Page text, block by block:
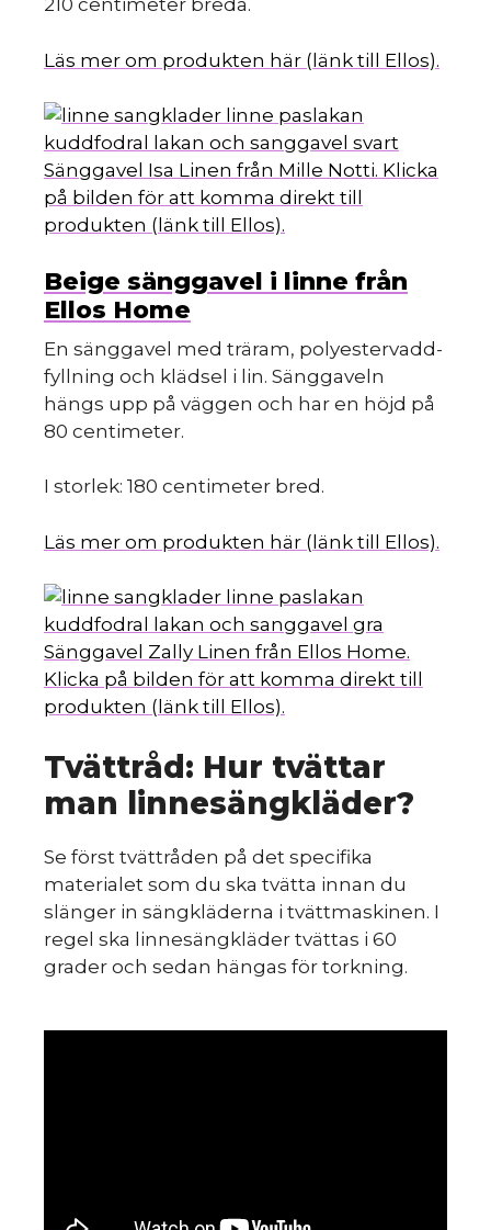
210 centimeter breda.
Läs mer om produkten här (länk till Ellos).
Sänggavel Isa Linen från Mille Notti. Klicka
på bilden för att komma direkt till
produkten (länk till Ellos).
Beige sänggavel i linne från
Ellos Home
En sänggavel med träram, polyestervadd-
fyllning och klädsel i lin. Sänggaveln
hängs upp på väggen och har en höjd på
80 centimeter.
I storlek: 180 centimeter bred.
Läs mer om produkten här (länk till Ellos).
Sänggavel Zally Linen från Ellos Home.
Klicka på bilden för att komma direkt till
produkten (länk till Ellos).
Tvättråd: Hur tvättar
man linnesängkläder?
Se först tvättråden på det specifika
materialet som du ska tvätta innan du
slänger in sängkläderna i tvättmaskinen. I
regel ska linnesängkläder tvättas i 60
grader och sedan hängas för torkning.